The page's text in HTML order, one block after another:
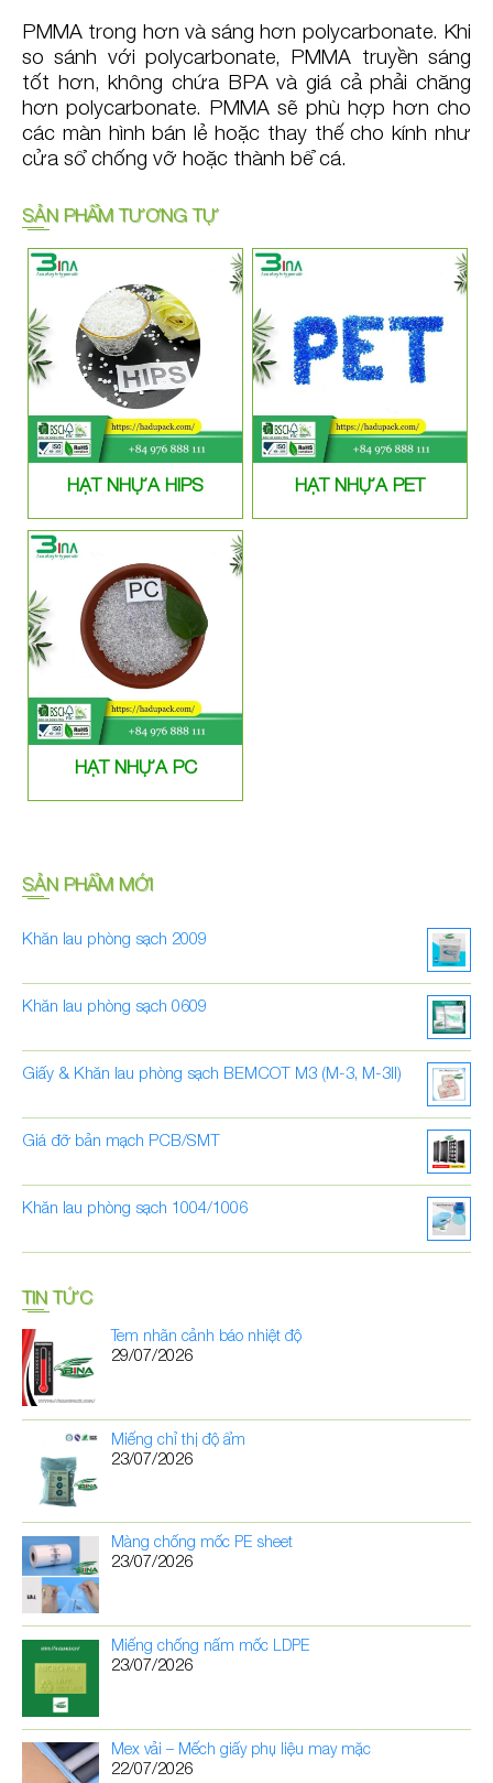
PMMA trong hơn và sáng hơn polycarbonate. Khi
so sánh với polycarbonate, PMMA truyền sáng
tốt hơn, không chứa BPA và giá cả phải chăng
hơn polycarbonate. PMMA sẽ phù hợp hơn cho
các màn hình bán lẻ hoặc thay thế cho kính như
cửa sổ chống vỡ hoặc thành bể cá.
SẢN PHẨM TƯƠNG TỰ
HẠT NHỰA HIPS HẠT NHỰA PET
HẠT NHỰA PC
SẢN PHẨM MỚI
Khăn lau phòng sạch 2009
Khăn lau phòng sạch 0609
Giấy & Khăn lau phòng sạch BEMCOT M3 (M-3, M-3II)
Giá đỡ bản mạch PCB/SMT
Khăn lau phòng sạch 1004/1006
TIN TỨC
Tem nhãn cảnh báo nhiệt độ
29/07/2026
Miếng chỉ thị độ ẩm
23/07/2026
Màng chống mốc PE sheet
23/07/2026
Miếng chống nấm mốc LDPE
23/07/2026
Mex vải – Mếch giấy phụ liệu may mặc
22/07/2026